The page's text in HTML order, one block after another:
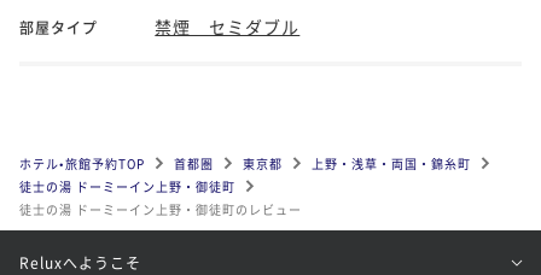
部屋タイプ 禁煙 セミダブル
ホテル•旅館予約TOP 首都圏 東京都
上野・浅草・両国・錦糸町
徒士の湯 ドーミーイン上野・御徒町
徒士の湯 ドーミーイン上野・御徒町のレビュー
Reluxへようこそ